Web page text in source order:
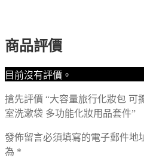
商品評價
目前沒有評價。
搶先評價 “大容量旅行化妝包 可
室洗漱袋 多功能化妝用品套件”
發佈留言必須填寫的電子郵件地
為 *